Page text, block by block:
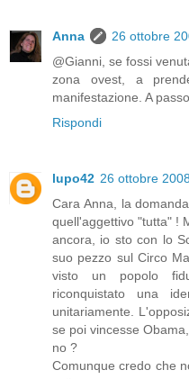
Anna
26 ottobre
@Gianni, se fossi
zona ovest, a
manifestazione. A
Rispondi
lupo42 26 ottobre
Cara Anna, la
quell'aggettivo "tutta" !
ancora, io sto con lo
suo pezzo sul Circo
visto un popolo
riconquistato una
unitariamente.
se poi vincesse
no ?
Comunque credo che